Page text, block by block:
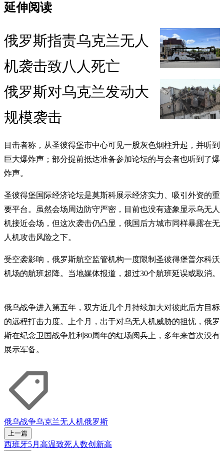
延伸阅读
俄罗斯指责乌克兰无人
机袭击致八人死亡
俄罗斯对乌克兰发动大
规模袭击
目击者称，从圣彼得堡市中心可见一股灰色烟柱升起，并听到
巨大爆炸声；部分提前抵达准备参加论坛的与会者也听到了爆
炸声。
圣彼得堡国际经济论坛是莫斯科展示经济实力、吸引外资的重
要平台。虽然会场周边防守严密，目前也没有迹象显示乌无人
机接近会场，但这次袭击仍凸显，俄国后方城市同样暴露在无
人机攻击风险之下。
受空袭影响，俄罗斯航空监管机构一度限制圣彼得堡普尔科沃
机场的航班起降。当地媒体报道，超过30个航班延误或取消。
俄乌战争进入第五年，双方近几个月持续加大对彼此后方目标
的远程打击力度。上个月，出于对乌无人机威胁的担忧，俄罗
斯在纪念卫国战争胜利80周年的红场阅兵上，多年来首次没有
展示军备。
俄乌战争乌克兰无人机俄罗斯
上一篇
西班牙5月高温致死人数创新高